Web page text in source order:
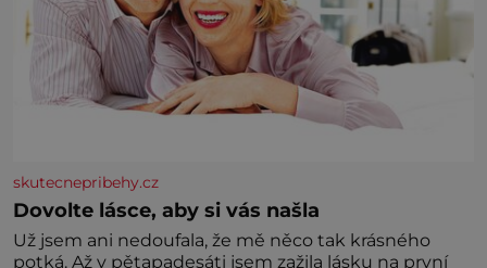
skutecnepribehy.cz
Dovolte lásce, aby si vás našla
Už jsem ani nedoufala, že mě něco tak krásného
potká. Až v pětapadesáti jsem zažila lásku na první